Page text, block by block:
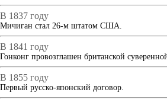
В 1837 году
Мичиган стал 26-м штатом США.
В 1841 году
Гонконг провозглашен британской
В 1855 году
Первый русско-японский договор.